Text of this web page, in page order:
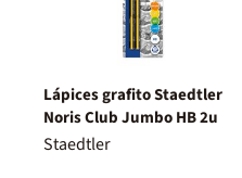
Lápices grafito Staedtler
Noris Club Jumbo HB 2u
Staedtler